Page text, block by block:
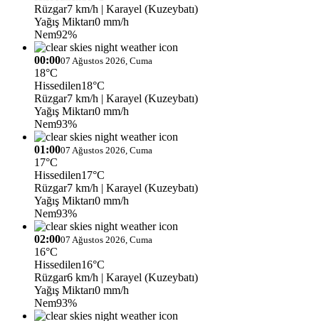
Rüzgar7 km/h | Karayel (Kuzeybatı)
Yağış Miktarı0 mm/h
Nem92%
00:0007 Ağustos 2026, Cuma
18°C
Hissedilen18°C
Rüzgar7 km/h | Karayel (Kuzeybatı)
Yağış Miktarı0 mm/h
Nem93%
01:0007 Ağustos 2026, Cuma
17°C
Hissedilen17°C
Rüzgar7 km/h | Karayel (Kuzeybatı)
Yağış Miktarı0 mm/h
Nem93%
02:0007 Ağustos 2026, Cuma
16°C
Hissedilen16°C
Rüzgar6 km/h | Karayel (Kuzeybatı)
Yağış Miktarı0 mm/h
Nem93%